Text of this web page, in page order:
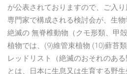
が公表されておりますので、ご入り
専門家で構成される検討会が、生
絶滅の 無脊椎動物（クモ形類、甲
植物では、(9)維管束植物 (10)蘚苔
レッドリスト（絶滅のおそれのある
とは、日本に生息又は生育する野